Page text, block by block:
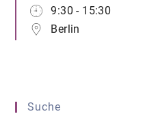
9:30 - 15:30
Berlin
Suche